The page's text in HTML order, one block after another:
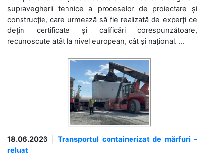
supravegherii tehnice a proceselor de proiectare și
construcție, care urmează să fie realizată de experți ce
dețin certificate și calificări corespunzătoare,
recunoscute atât la nivel european, cât și național. ...
18.06.2026
Transportul containerizat de mărfuri –
reluat